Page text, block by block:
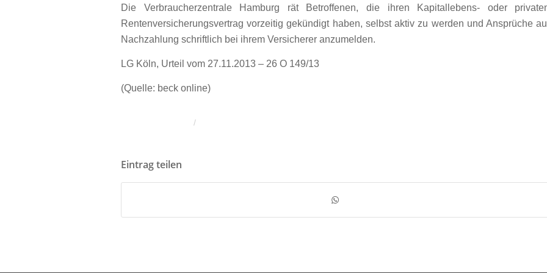
Die Verbraucherzentrale Hamburg rät Betroffenen, die ihren Kapitallebens- oder
Rentenversicherungsvertrag vorzeitig gekündigt haben, selbst aktiv zu werden und Ansprüche
Nachzahlung schriftlich bei ihrem Versicherer anzumelden.
LG Köln, Urteil vom 27.11.2013 – 26 O 149/13
(Quelle: beck online)
/
Eintrag teilen